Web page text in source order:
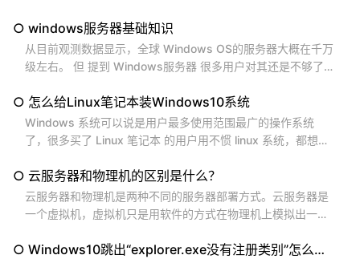
似。您可以按照 117 数据 （ www.117w.com ）为您提供的
以下步骤进行操作： 1. 按 Win + E...
○ windows服务器基础知识
从目前观测数据显示，全球 Windows OS的服务器大概在千万
级左右。 但 提到 Windows服务器 很多用户对其还是不够了
础知识， 希望 有助于您理解和使用 Windows服务器操作系
统： 1. Windows Server 操作系统：...
○ 怎么给Linux笔记本装Windows10系统
Windows 系统可以说是用户最多使用范围最广的操作系统
了，很多买了 Linux 笔记本 的用户用不惯 linux 系统，都想要
要 根据 117 数据 （ www.117w.com ）为您整理的 以下几个
步骤 操作，就可以了。...
○ 云服务器和物理机的区别是什么？
云服务器和物理机是两种不同的服务器部署方式。云服务器是
一个虚拟机，虚拟机只是用软件的方式在物理机上模拟出一个
理机的影响。但从成本上来看，云服务器的价格相对于物理机
○ Windows10跳出“explorer.exe没有注册类别”怎么办？